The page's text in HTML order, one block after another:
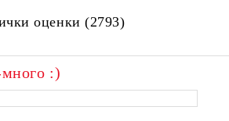
оценки (2793)
:)